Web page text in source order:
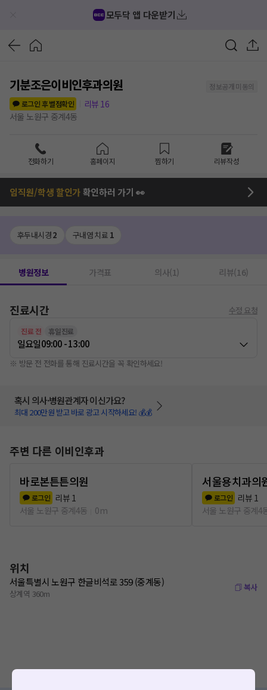
모두닥 앱 다운받기
기분조은이비인후과의원
정보공개 미동의
로그인 후 별점확인
리뷰 16
서울 노원구 중계4동
전화하기 홈페이지 찜하기 리뷰작성
임직원/학생 할인가확인하러 가기 👀
후두내시경2 구내염 치료 1
병원정보 가격표 의사(1) 리뷰(16)
진료시간 수정 요청
진료 전 휴일진료
일요일09:00 - 13:00
※ 방문 전 전화를 통해 진료시간을 꼭 확인하세요!
혹시 의사·병원관계자 이신가요?
최대 200만원 받고 바로 광고 시작하세요! 💰💰
주변 다른 이비인후과
바로본튼튼의원
로그인 리뷰 1
서울 노원구 중계4동
0m
서울용치과의
로그인 리뷰 1
서울 노원구 중계4
위치
서울특별시 노원구 한글비석로 359 (중계동)
상계역 360m
복사